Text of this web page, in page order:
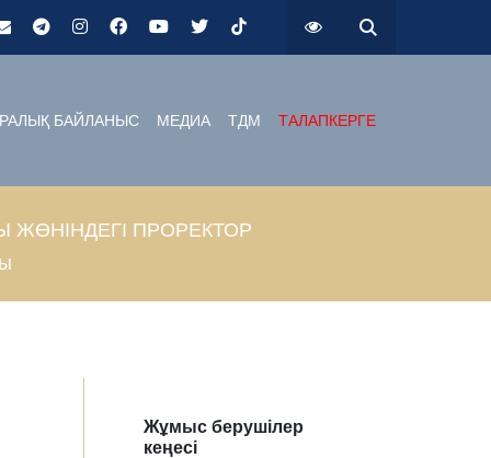
БАЙЛАНЫС МЕДИА ТДМ ТАЛАПКЕРГЕ
ПРОРЕКТОР
Жұмыс берушілер
кеңесі